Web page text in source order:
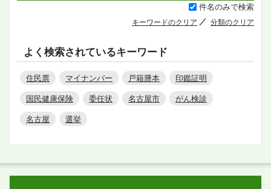
件名のみで検索
キーワードのクリア 分類のクリア
よく検索されているキーワード
住民票 マイナンバー 戸籍謄本
印鑑証明
国民健康保険
委任状 名古屋市
がん検診
名古屋
選挙